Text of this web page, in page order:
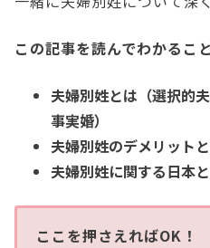
この記事を読んでわかること
夫婦別姓とは（選択的
事実婚）
夫婦別姓のデメリット
夫婦別姓に関する日本
ここを押さえればOK！